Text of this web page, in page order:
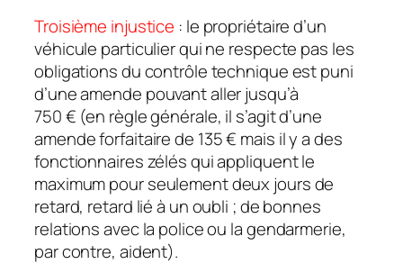
Troisième injustice : le propriétaire d’un
véhicule particulier qui ne respecte pas les
obligations du contrôle technique est puni
d’une amende pouvant aller jusqu’à
750 € (en règle générale, il s’agit d’une
amende forfaitaire de 135 € mais il y a des
fonctionnaires zélés qui appliquent le
maximum pour seulement deux jours de
retard, retard lié à un oubli ; de bonnes
relations avec la police ou la gendarmerie,
par contre, aident).